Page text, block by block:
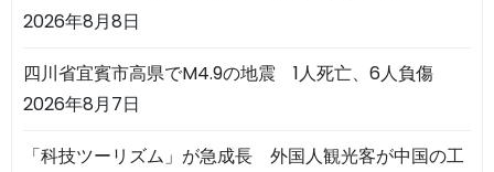
2026年8月8日
四川省宜賓市高県でM4.9の地震 1人死亡、6人負傷
2026年8月7日
「科技ツーリズム」が急成長 外国人観光客が中国の工